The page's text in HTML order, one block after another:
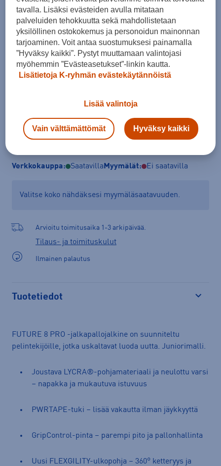
Koko
38
Kokotaulukko
Lisää ostoskoriin
Verkkokauppa: Saatavilla Myymälät: Ei saatavilla
Valitse koko nähdäksesi myymäläsaatavuuden.
Arvioitu toimitusaika 1-3 arkipäivää.
Tilaus- ja toimituskulut
Ilmainen palautus
Tuotetiedot
FUTURE 8 PRO -jalkapallojalkine on suunniteltu
pelintekijöille, jotka uskaltavat luoda uutta. Juniorimalli.
Joustava LYCRA®-pohjamateriaali ja neulottu varsi
– napakka ja mukautuva istuvuus
PWRTAPE-tuki – lisää vakautta ilman jäykkyyttä
GripControl-pinta – parempi pito ja pallonhallinta
Uusi FLEXGILITY-ulkopohja – 360° ketteryys ja
tavalla. Lisäksi evästeiden avulla mitataan
palveluiden tehokkuutta sekä mahdollistetaan
yksilöllinen ostokokemus ja personoidun mainonnan
tarjoaminen. Voit antaa suostumuksesi painamalla
”Hyväksy kaikki”. Pystyt muuttamaan valintojasi
myöhemmin ”Evästeasetukset”-linkin kautta.
Lisätietoja K-ryhmän evästekäytännöistä
Lisää valintoja
Vain välttämättömät Hyväksy kaikki